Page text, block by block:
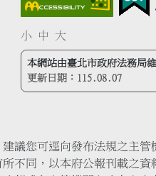
小 中 大
本網站由臺北市政府法務局
更新日期： 115.08.07
議您可逕向發布法規之主管
不同，以本府公報刊載之資